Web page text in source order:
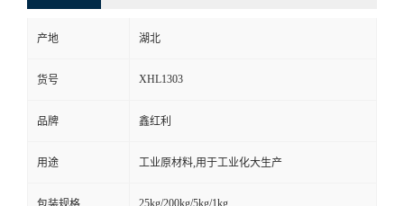
产地 湖北
货号 XHL1303
品牌 鑫红利
用途 工业原材料,用于工业化大生产